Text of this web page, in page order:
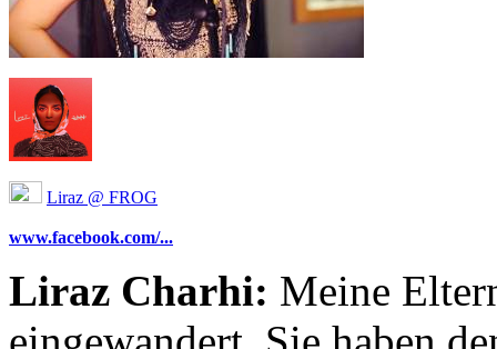
Liraz @ FROG
www.facebook.com/...
Liraz Charhi: Meine